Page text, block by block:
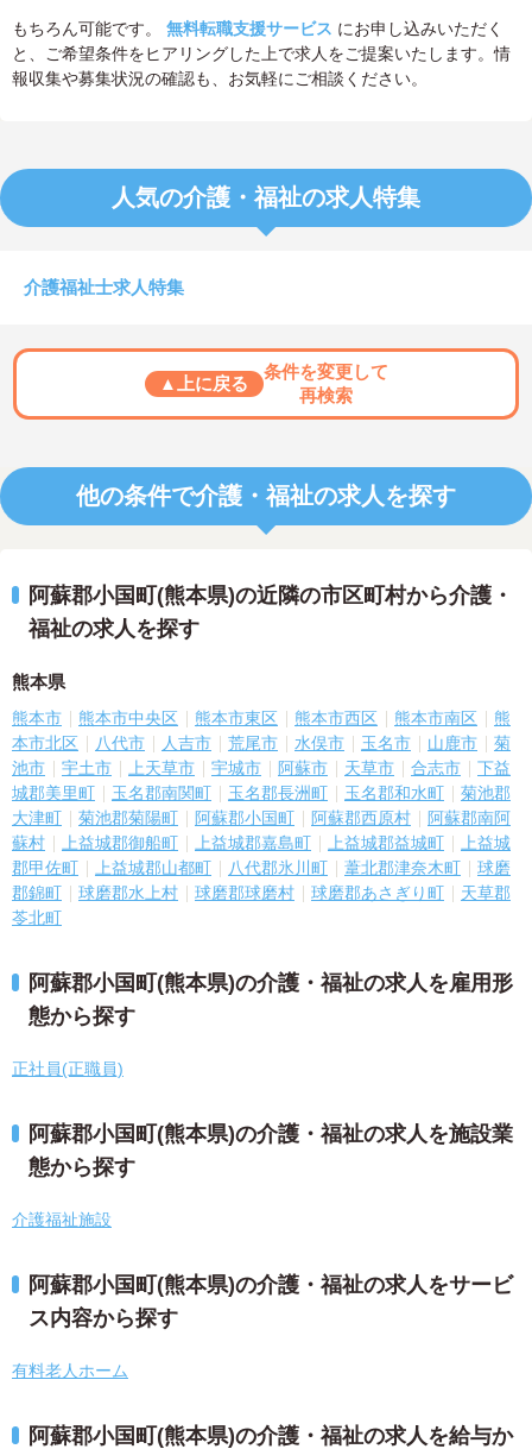
もちろん可能です。 無料転職支援サービス にお申し込みいただく
と、ご希望条件をヒアリングした上で求人をご提案いたします。情
報収集や募集状況の確認も、お気軽にご相談ください。
人気の介護・福祉の求人特集
介護福祉士求人特集
▲上に戻る
条件を変更して
再検索
他の条件で介護・福祉の求人を探す
阿蘇郡小国町(熊本県)の近隣の市区町村から介護・
福祉の求人を探す
熊本県
熊本市 熊本市中央区 熊本市東区 熊本市西区 熊本市南区
熊
本市北区
八代市 人吉市 荒尾市 水俣市 玉名市 山鹿市
菊
池市
宇土市 上天草市 宇城市 阿蘇市 天草市 合志市
下益
城郡美里町
玉名郡南関町 玉名郡長洲町 玉名郡和水町
菊池郡
大津町
菊池郡菊陽町 阿蘇郡小国町 阿蘇郡西原村
阿蘇郡南阿
蘇村
上益城郡御船町 上益城郡嘉島町 上益城郡益城町
上益城
郡甲佐町
上益城郡山都町 八代郡氷川町 葦北郡津奈木町
球磨
郡錦町
球磨郡水上村 球磨郡球磨村 球磨郡あさぎり町
天草郡
苓北町
阿蘇郡小国町(熊本県)の介護・福祉の求人を雇用形
態から探す
正社員(正職員)
阿蘇郡小国町(熊本県)の介護・福祉の求人を施設業
態から探す
介護福祉施設
阿蘇郡小国町(熊本県)の介護・福祉の求人をサービ
ス内容から探す
有料老人ホーム
阿蘇郡小国町(熊本県)の介護・福祉の求人を給与か